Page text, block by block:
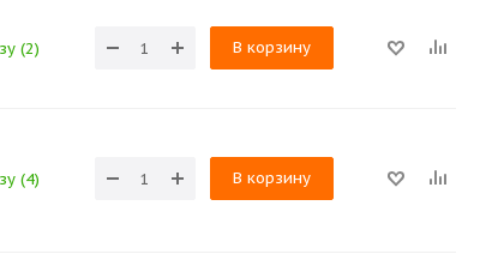
(2) В корзину
(4) В корзину